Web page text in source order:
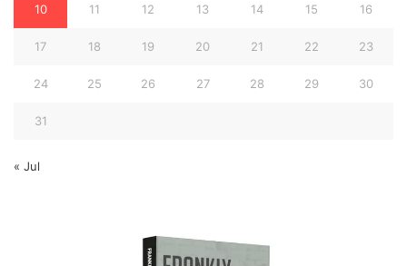
10 11 12 13 14 15 16
17 18 19 20 21 22 23
24 25 26 27 28 29 30
31
« Jul